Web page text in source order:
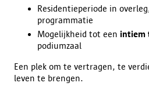
Residentieperiode in
programmatie
Mogelijkheid tot een intiem
podiumzaal
Een plek om te vertragen, te
leven te brengen.